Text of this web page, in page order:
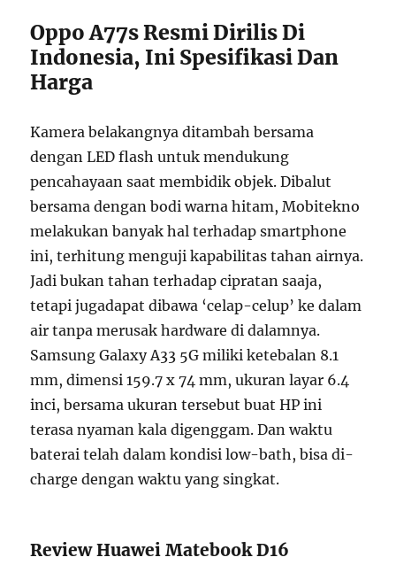
Oppo A77s Resmi Dirilis Di
Indonesia, Ini Spesifikasi Dan
Harga
Kamera belakangnya ditambah bersama
dengan LED flash untuk mendukung
pencahayaan saat membidik objek. Dibalut
bersama dengan bodi warna hitam, Mobitekno
melakukan banyak hal terhadap smartphone
ini, terhitung menguji kapabilitas tahan airnya.
Jadi bukan tahan terhadap cipratan saaja,
tetapi jugadapat dibawa ‘celap-celup’ ke dalam
air tanpa merusak hardware di dalamnya.
Samsung Galaxy A33 5G miliki ketebalan 8.1
mm, dimensi 159.7 x 74 mm, ukuran layar 6.4
inci, bersama ukuran tersebut buat HP ini
terasa nyaman kala digenggam. Dan waktu
baterai telah dalam kondisi low-bath, bisa di-
charge dengan waktu yang singkat.
Review Huawei Matebook D16